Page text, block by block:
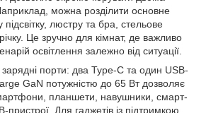
можна розділити основне
підсвітку, люстру та бра, стельове
Це зручно для кімнат, де важливо
освітлення залежно від ситуації.
порти: два Type-C та один USB-
GaN потужністю до 65 Вт дозволяє
планшети, навушники, смарт-
пристрої. Для гаджетів із підтримкою